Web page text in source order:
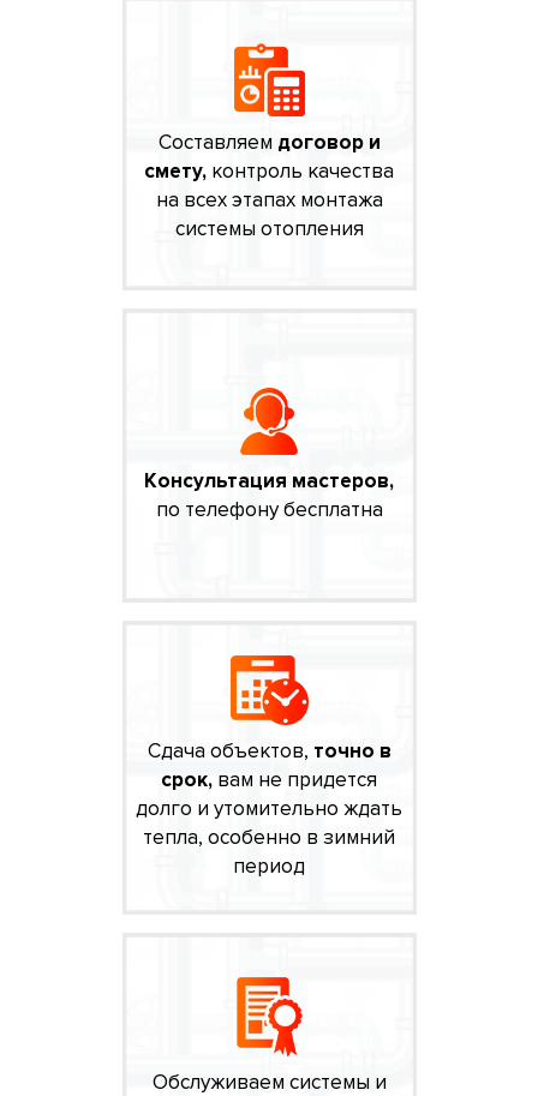
Составляем договор и
смету, контроль качества
на всех этапах монтажа
системы отопления
Консультация мастеров,
по телефону бесплатна
Сдача объектов, точно в
срок, вам не придется
долго и утомительно ждать
тепла, особенно в зимний
период
Обслуживаем системы и